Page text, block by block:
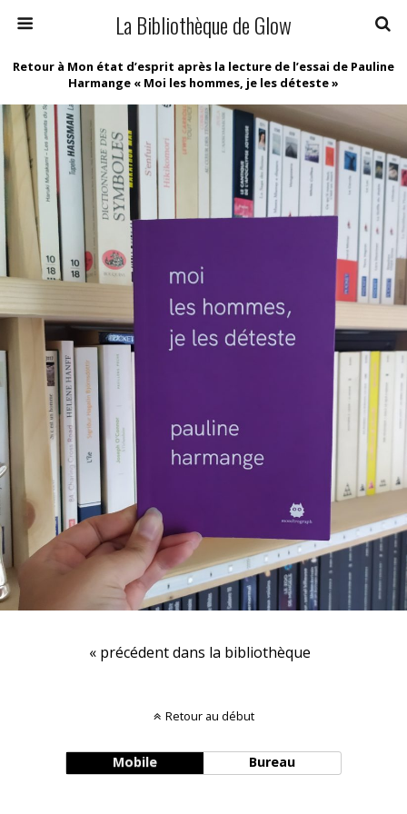
La Bibliothèque de Glow
Retour à Mon état d’esprit après la lecture de l’essai de Pauline
Harmange « Moi les hommes, je les déteste »
« précédent dans la bibliothèque
Retour au début
Mobile Bureau